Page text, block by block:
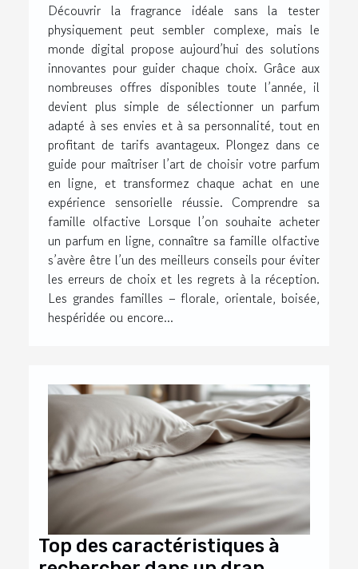
Découvrir la fragrance idéale sans la tester
physiquement peut sembler complexe, mais le
monde digital propose aujourd’hui des solutions
innovantes pour guider chaque choix. Grâce aux
nombreuses offres disponibles toute l’année, il
devient plus simple de sélectionner un parfum
adapté à ses envies et à sa personnalité, tout en
profitant de tarifs avantageux. Plongez dans ce
guide pour maîtriser l’art de choisir votre parfum
en ligne, et transformez chaque achat en une
expérience sensorielle réussie. Comprendre sa
famille olfactive Lorsque l’on souhaite acheter
un parfum en ligne, connaître sa famille olfactive
s’avère être l’un des meilleurs conseils pour éviter
les erreurs de choix et les regrets à la réception.
Les grandes familles – florale, orientale, boisée,
hespéridée ou encore...
Top des caractéristiques à